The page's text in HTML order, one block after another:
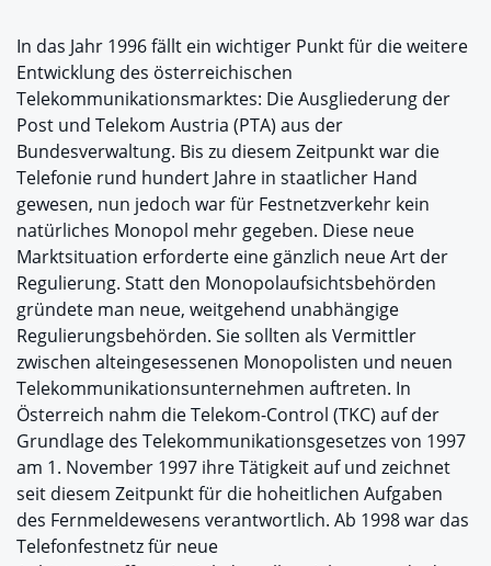
In das Jahr 1996 fällt ein wichtiger Punkt für die weitere
Entwicklung des österreichischen
Telekommunikationsmarktes: Die Ausgliederung der
Post und Telekom Austria (PTA) aus der
Bundesverwaltung. Bis zu diesem Zeitpunkt war die
Telefonie rund hundert Jahre in staatlicher Hand
gewesen, nun jedoch war für Festnetzverkehr kein
natürliches Monopol mehr gegeben. Diese neue
Marktsituation erforderte eine gänzlich neue Art der
Regulierung. Statt den Monopolaufsichtsbehörden
gründete man neue, weitgehend unabhängige
Regulierungsbehörden. Sie sollten als Vermittler
zwischen alteingesessenen Monopolisten und neuen
Telekommunikationsunternehmen auftreten. In
Österreich nahm die Telekom-Control (TKC) auf der
Grundlage des Telekommunikationsgesetzes von 1997
am 1. November 1997 ihre Tätigkeit auf und zeichnet
seit diesem Zeitpunkt für die hoheitlichen Aufgaben
des Fernmeldewesens verantwortlich. Ab 1998 war das
Telefonfestnetz für neue